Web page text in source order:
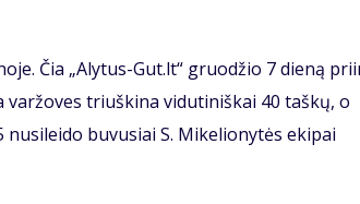
Čia „Alytus-Gut.lt“ gruodžio 7 dieną
varžoves triuškina vidutiniškai 40 taškų, o
buvusiai S. Mikelionytės ekipai